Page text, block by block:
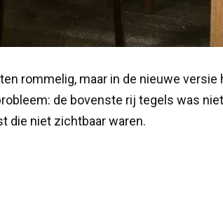
rommelig, maar in de nieuwe versie
de bovenste rij tegels was
die niet zichtbaar waren.